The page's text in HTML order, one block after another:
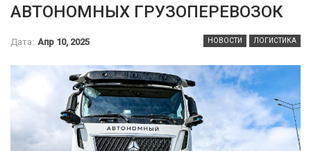
АВТОНОМНЫХ ГРУЗОПЕРЕВОЗОК
НОВОСТИ ЛОГИСТИКА
Дата: Апр 10, 2025